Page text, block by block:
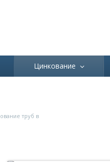
Цинкование
труб в